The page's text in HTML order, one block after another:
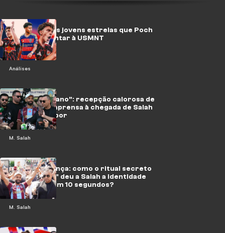
Análises
Gozo, Hall e as jovens estrelas que Poch
pode apresentar à USMNT
M. Salah
"A bomba do ano": recepção calorosa de
técnicos e imprensa à chegada de Salah
ao Trabzonspor
M. Salah
Não é uma dança: como o ritual secreto
do "atchulou" deu a Salah a identidade
de Trabzon em 10 segundos?